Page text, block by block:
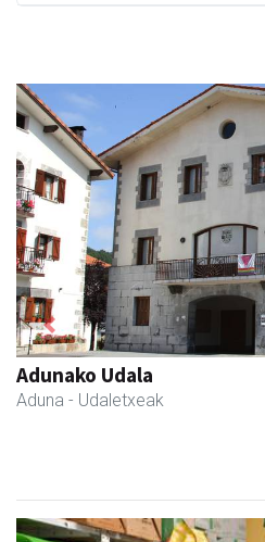
Adunako Udala
Aduna - Udaletxeak
Previous